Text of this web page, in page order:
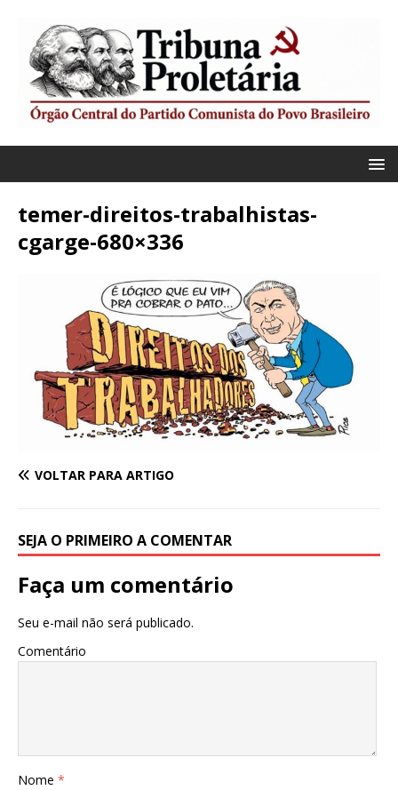
temer-direitos-trabalhistas-
cgarge-680×336
VOLTAR PARA ARTIGO
SEJA O PRIMEIRO A COMENTAR
Faça um comentário
Seu e-mail não será publicado.
Comentário
Nome *